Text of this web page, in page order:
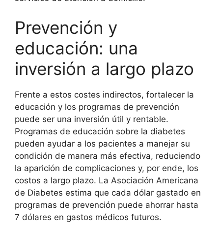
Prevención y
educación: una
inversión a largo plazo
Frente a estos costes indirectos, fortalecer la
educación y los programas de prevención
puede ser una inversión útil y rentable.
Programas de educación sobre la diabetes
pueden ayudar a los pacientes a manejar su
condición de manera más efectiva, reduciendo
la aparición de complicaciones y, por ende, los
costos a largo plazo. La Asociación Americana
de Diabetes estima que cada dólar gastado en
programas de prevención puede ahorrar hasta
7 dólares en gastos médicos futuros.